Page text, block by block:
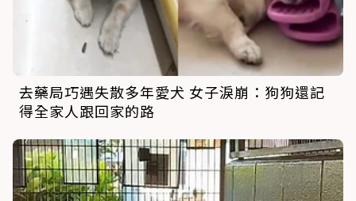
去藥局巧遇失散多年愛犬 女子淚崩：狗狗還記
得全家人跟回家的路